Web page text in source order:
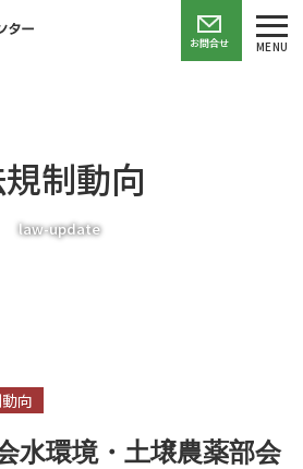
お問合せ MENU
制動向
law-update
向
水環境・土壌農薬部会